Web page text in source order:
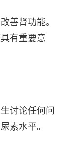
善肾功能。
有重要意
讨论任何问
素水平。